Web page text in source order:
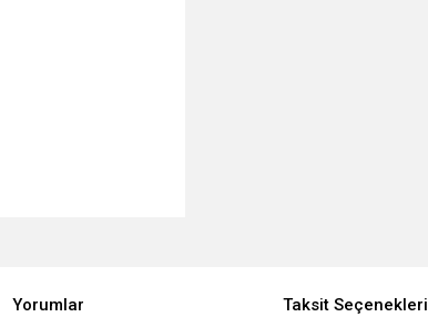
Yorumlar Taksit Seçenekleri